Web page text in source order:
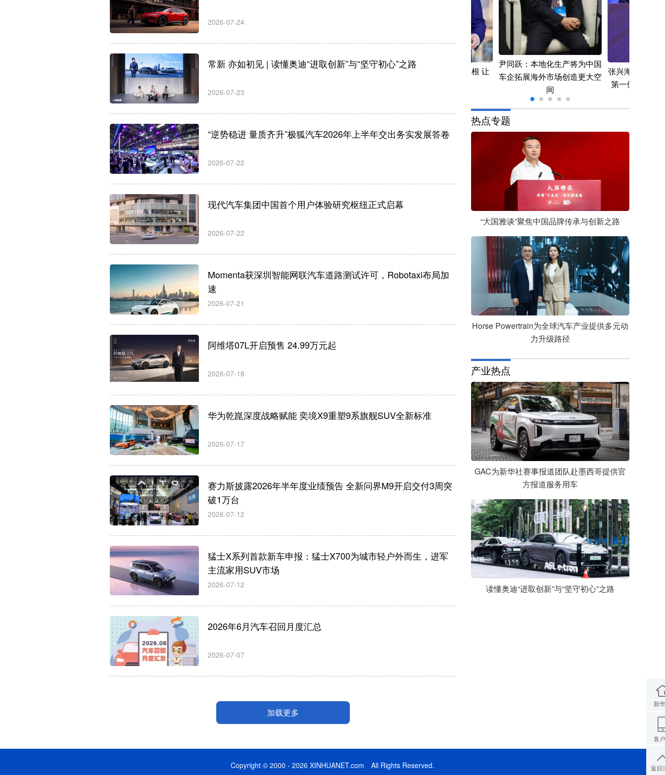
2026-07-24
常新 亦如初见 | 读懂奥迪“进取创新”与“坚守初心”之路
2026-07-23
“逆势稳进 量质齐升”极狐汽车2026年上半年交出务实发展答卷
2026-07-22
现代汽车集团中国首个用户体验研究枢纽正式启幕
2026-07-22
Momenta获深圳智能网联汽车道路测试许可，Robotaxi布局加
速
2026-07-21
阿维塔07L开启预售 24.99万元起
2026-07-18
华为乾崑深度战略赋能 奕境X9重塑9系旗舰SUV全新标准
2026-07-17
赛力斯披露2026年半年度业绩预告 全新问界M9开启交付3周突
破1万台
2026-07-12
猛士X系列首款新车申报：猛士X700为城市轻户外而生，进军
主流家用SUV市场
2026-07-12
2026年6月汽车召回月度汇总
2026-07-07
加载更多
应臻恺：让创意落地生根 让
尹同跃：本地化生产将为中国
车企拓展海外市场创造更大空
间
张兴海：始终
第一位 推动汽
热点专题
“大国雅谈”聚焦中国品牌传承与创新之路
Horse Powertrain为全球汽车产业提供多元动
力升级路径
产业热点
GAC为新华社赛事报道团队赴墨西哥提供官
方报道服务用车
读懂奥迪“进取创新”与“坚守初心”之路
Copyright © 2000 - 2026 XINHUANET.com All Rights Reserved.
新
客
返回